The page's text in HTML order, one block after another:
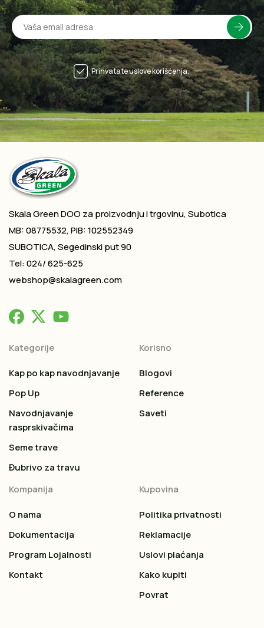
Prihvatate uslove korišćenja.
Skala Green DOO za proizvodnju i trgovinu, Subotica
MB: 08775532, PIB: 102552349
SUBOTICA, Segedinski put 90
Tel: 024/ 625-625
webshop@skalagreen.com
Kategorije
Kap po kap navodnjavanje
Pop Up
Navodnjavanje
rasprskivačima
Seme trave
Đubrivo za travu
Korisno
Blogovi
Reference
Saveti
Kompanija
O nama
Dokumentacija
Program Lojalnosti
Kontakt
Kupovina
Politika privatnosti
Reklamacije
Uslovi plaćanja
Kako kupiti
Povrat